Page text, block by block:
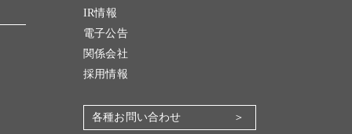
IR情報
電子公告
関係会社
採用情報
各種お問い合わせ